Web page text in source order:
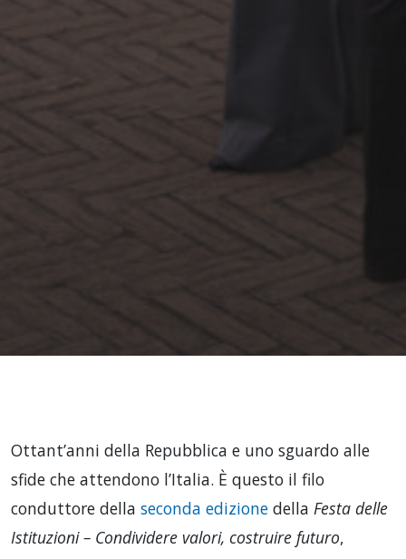
Ottant’anni della Repubblica e uno sguardo alle
sfide che attendono l’Italia. È questo il filo
conduttore della seconda edizione della Festa delle
Istituzioni – Condividere valori, costruire futuro,